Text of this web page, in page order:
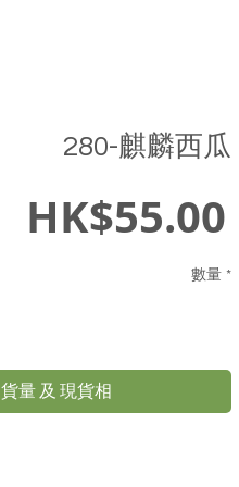
280-麒麟西瓜
HK$55.00
格
數量 *
量 及 現貨相